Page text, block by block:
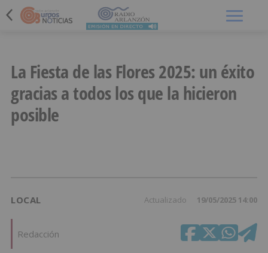
La Fiesta de las Flores 2025: un éxito
gracias a todos los que la hicieron
posible
LOCAL Actualizado 19/05/2025 14:00
Redacción